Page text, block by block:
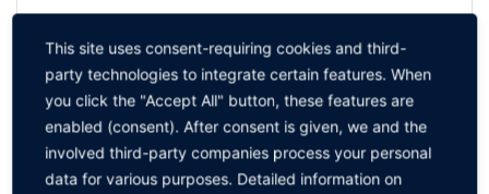
This site uses consent-requiring cookies and third-
party technologies to integrate certain features. When
you click the "Accept All" button, these features are
enabled (consent). After consent is given, we and the
involved third-party companies process your personal
data for various purposes. Detailed information on